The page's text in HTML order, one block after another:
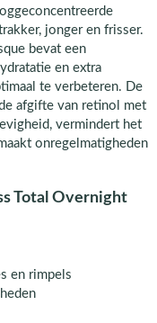
jonger en frisser.
bevat een
en extra
te verbeteren. De
afgifte van retinol met
vermindert het
onregelmatigheden
Total Overnight
en rimpels